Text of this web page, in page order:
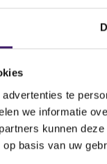
te
we informatie
kunnen
basis van uw